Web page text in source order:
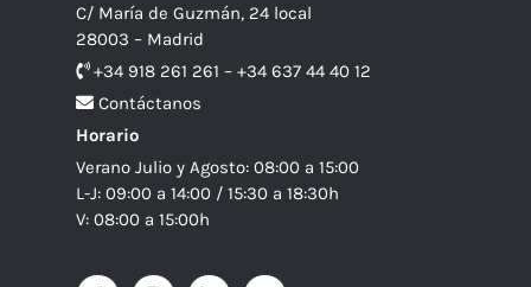
C/ María de Guzmán, 24 local
28003 – Madrid
+34 918 261 261 – +34 637 44 40 12
Contáctanos
Horario
Verano Julio y Agosto: 08:00 a 15:00
L-J: 09:00 a 14:00 / 15:30 a 18:30h
V: 08:00 a 15:00h